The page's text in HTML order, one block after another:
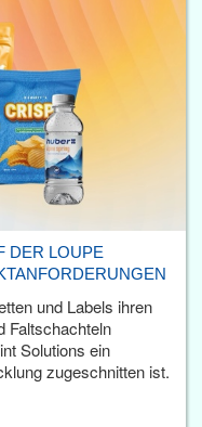
DER LOUPE
und Labels ihren
Faltschachteln
Solutions ein
zugeschnitten ist.